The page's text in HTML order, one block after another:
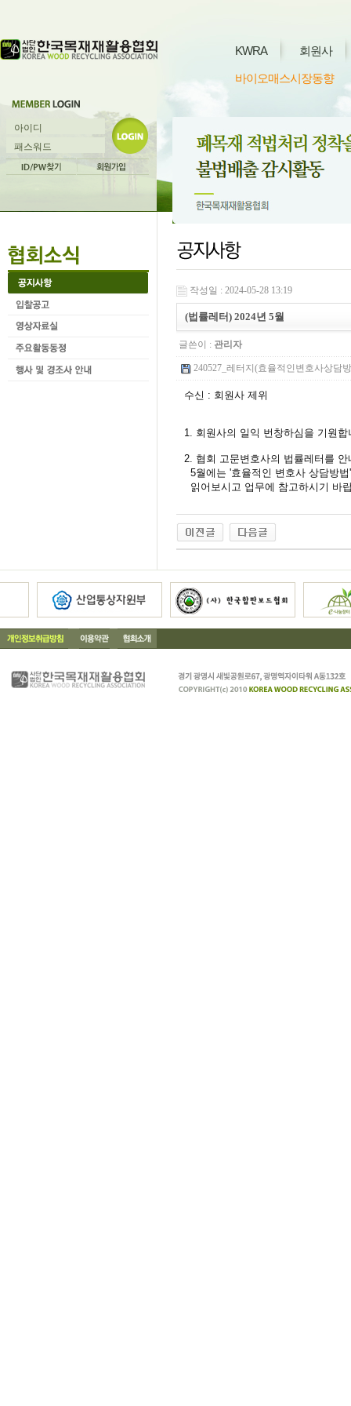
KWRA 회원사
바이오매스시장동향
작성일 : 2024-05-28 13:19
(법률레터) 2024년 5월
글쓴이 : 관리자
240527_레터지(효율적인변호사상담
수신 : 회원사 제위
1. 회원사의 일익 번창하심을 기원합
2. 협회 고문변호사의 법률레터를 안
5월에는 '효율적인 변호사 상담방
읽어보시고 업무에 참고하시기 바